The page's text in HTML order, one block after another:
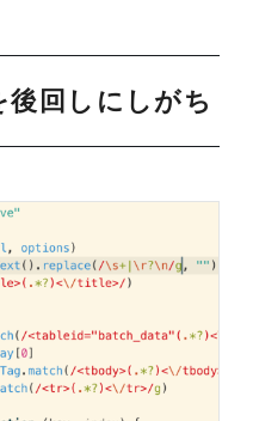
後回しにしがち